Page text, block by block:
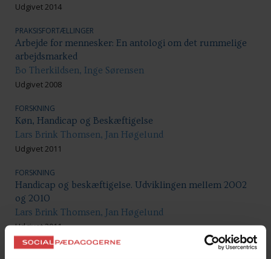
Udgivet 2014
PRAKSISFORTÆLLINGER
Arbejde for mennesker: En antologi om det rummelige
arbejdsmarked
Bo Therkildsen, Inge Sørensen
Udgivet 2008
FORSKNING
Køn, Handicap og Beskæftigelse
Lars Brink Thomsen, Jan Høgelund
Udgivet 2011
FORSKNING
Handicap og beskæftigelse. Udviklingen mellem 2002
og 2010
Lars Brink Thomsen, Jan Høgelund
Udgivet 2011
DOKUMENTATION OG UDVIKLINGSARBEJDE